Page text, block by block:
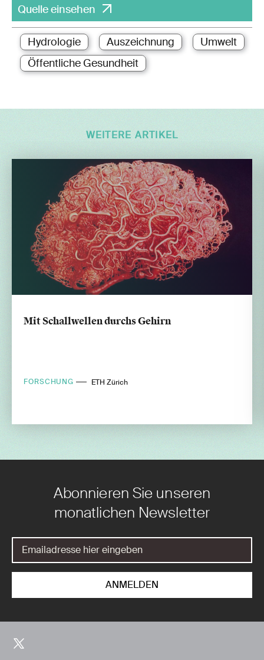
Quelle einsehen
Hydrologie Auszeichnung
Umwelt
Öffentliche Gesundheit
WEITERE ARTIKEL
Mit Schallwellen durchs Gehirn
FORSCHUNG ETH Zürich
Abonnieren Sie unseren
monatlichen Newsletter